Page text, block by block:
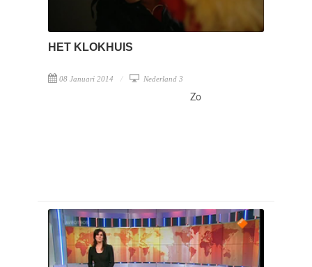
HET KLOKHUIS
08 Januari 2014 Nederland 3
Zo